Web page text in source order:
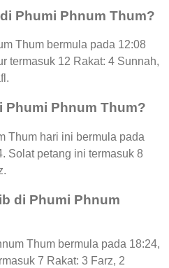
Phumi Phnum Thum?
Thum bermula pada 12:08
termasuk 12 Rakat: 4 Sunnah,
Phumi Phnum Thum?
Thum hari ini bermula pada
Solat petang ini termasuk 8
di Phumi Phnum
Thum bermula pada 18:24,
7 Rakat: 3 Farz, 2